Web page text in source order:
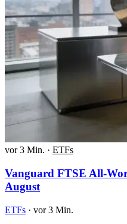
vor 3 Min. · ETFs
Vanguard FTSE All-
August
ETFs · vor 3 Min.